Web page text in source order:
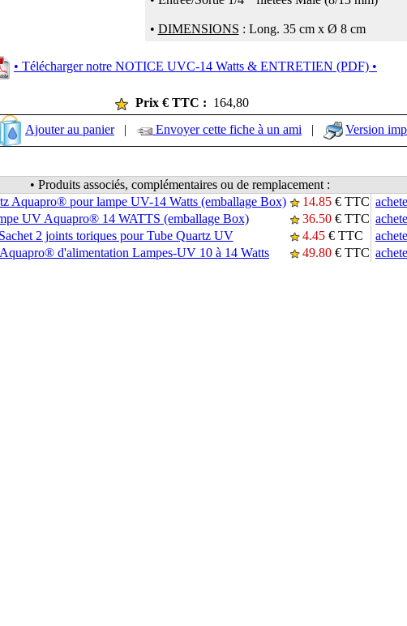
• DIMENSIONS : Long. 35 cm x Ø 8 cm
• Télécharger notre NOTICE UVC-14 Watts & ENTRETIEN (PDF) •
Prix € TTC : 164,80
Ajouter au panier | Envoyer cette fiche à un ami | Version
• Produits associés, complémentaires ou de remplacement :
Aquapro® pour lampe UV-14 Watts (emballage Box)
14.85 € TTC
UV Aquapro® 14 WATTS (emballage Box)
36.50 € TTC
Sachet 2 joints toriques pour Tube Quartz UV
4.45 € TTC
d'alimentation Lampes-UV 10 à 14 Watts
49.80 € TTC